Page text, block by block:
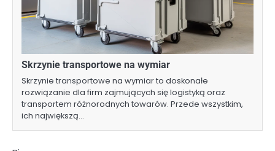
Skrzynie transportowe na wymiar
Skrzynie transportowe na wymiar to doskonałe
rozwiązanie dla firm zajmujących się logistyką oraz
transportem różnorodnych towarów. Przede wszystkim,
ich największą…